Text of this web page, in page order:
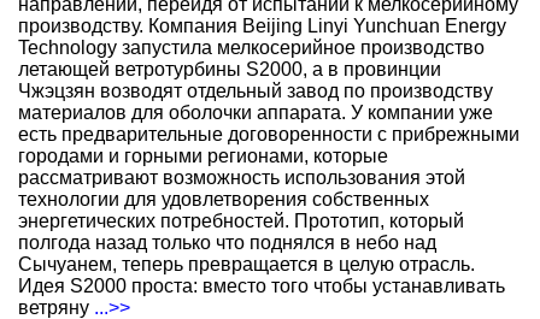
направлении, перейдя от испытаний к мелкосерийному
производству. Компания Beijing Linyi Yunchuan Energy
Technology запустила мелкосерийное производство
летающей ветротурбины S2000, а в провинции
Чжэцзян возводят отдельный завод по производству
материалов для оболочки аппарата. У компании уже
есть предварительные договоренности с прибрежными
городами и горными регионами, которые
рассматривают возможность использования этой
технологии для удовлетворения собственных
энергетических потребностей. Прототип, который
полгода назад только что поднялся в небо над
Сычуанем, теперь превращается в целую отрасль.
Идея S2000 проста: вместо того чтобы устанавливать
ветряну ...>>